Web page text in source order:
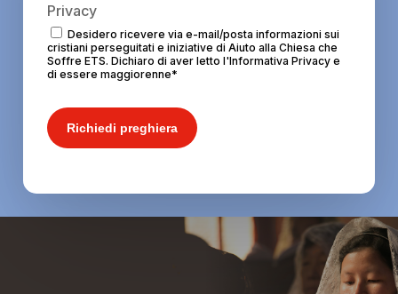
Privacy
Desidero ricevere via e-mail/posta informazioni sui
cristiani perseguitati e iniziative di Aiuto alla Chiesa che
Soffre ETS. Dichiaro di aver letto l'Informativa Privacy e
di essere maggiorenne*
Richiedi preghiera